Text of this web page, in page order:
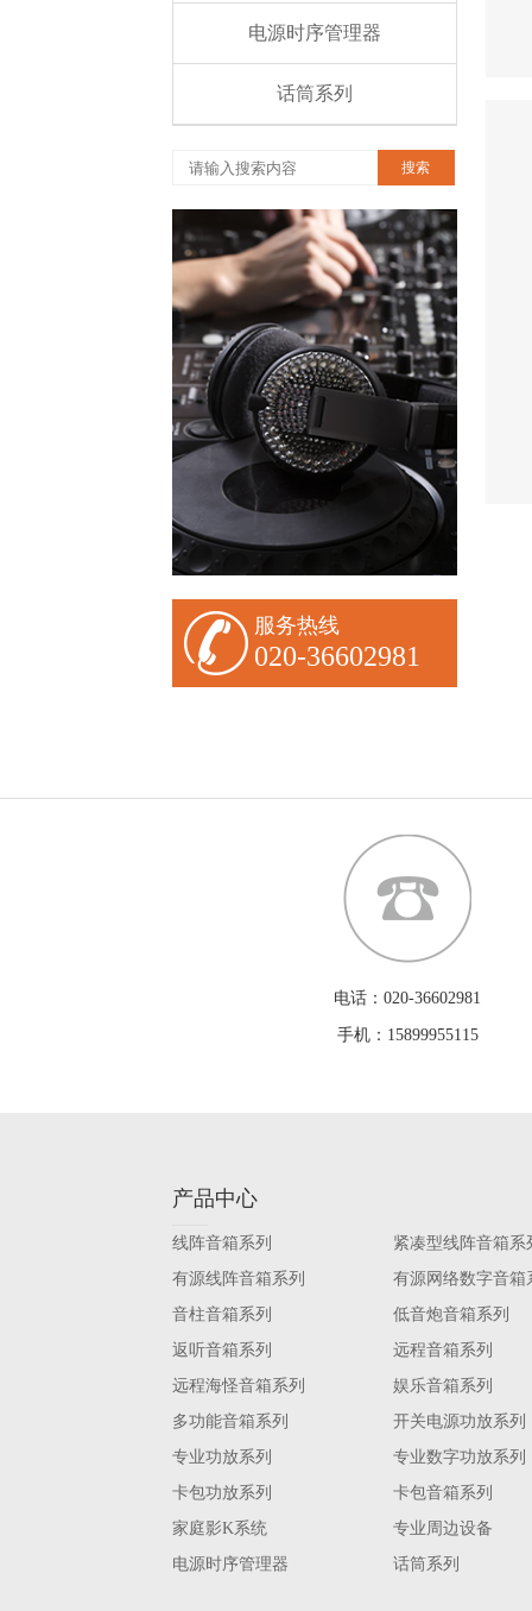
电源时序管理器
话筒系列
搜索
服务热线
020-36602981
电话：020-36602981
手机：15899955115
产品中心
线阵音箱系列
紧凑型线阵音箱系
有源线阵音箱系列
有源网络数字音箱
音柱音箱系列
低音炮音箱系列
返听音箱系列
远程音箱系列
远程海怪音箱系列
娱乐音箱系列
多功能音箱系列
开关电源功放系列
专业功放系列
专业数字功放系列
卡包功放系列
卡包音箱系列
家庭影K系统
专业周边设备
电源时序管理器
话筒系列